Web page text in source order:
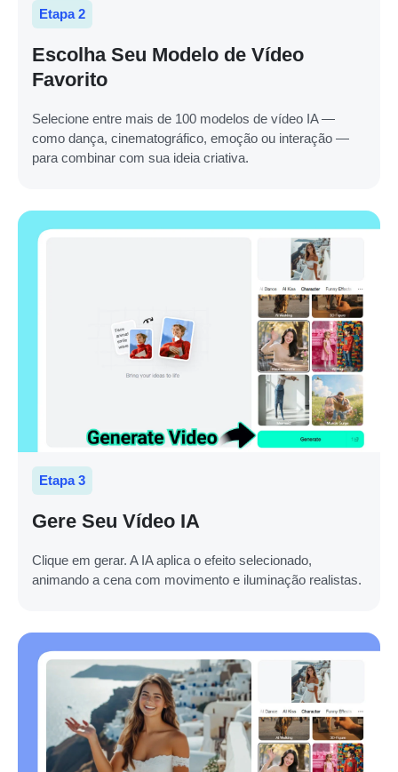
Etapa 2
Escolha Seu Modelo de Vídeo
Favorito
Selecione entre mais de 100 modelos de vídeo IA —
como dança, cinematográfico, emoção ou interação —
para combinar com sua ideia criativa.
Etapa 3
Gere Seu Vídeo IA
Clique em gerar. A IA aplica o efeito selecionado,
animando a cena com movimento e iluminação realistas.